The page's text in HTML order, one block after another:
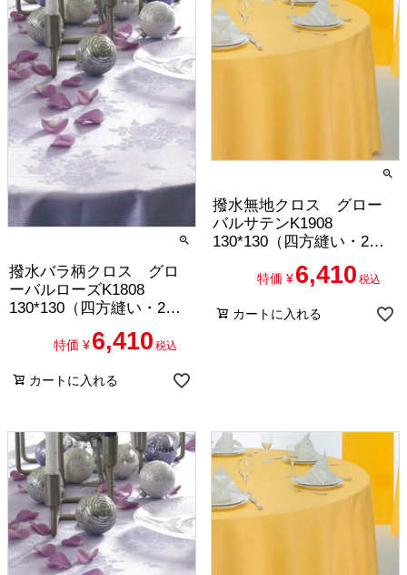
撥水バラ柄クロス グロ
ーバルローズK1808
130*130（四方縫い・2枚
特価 ¥ 6,410 税込
カートに入れる
撥水無地クロス グロー
バルサテンK1908
130*130（四方縫い・2枚
特価 ¥ 6,410 税込
カートに入れる